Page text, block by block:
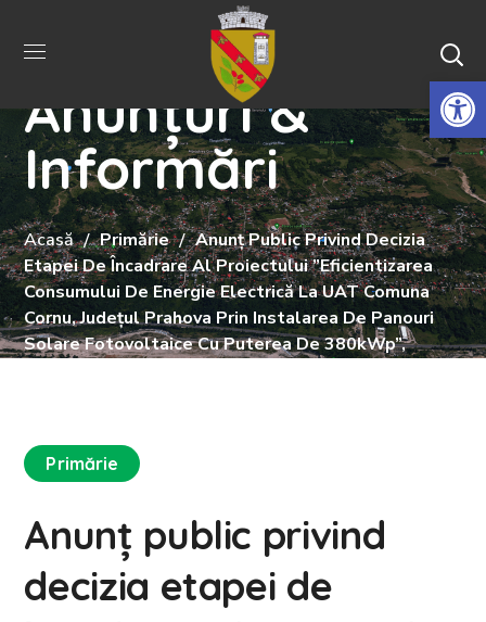
Anunțuri &
Informări
Acasă Primărie
Anunț Public Privind Decizia
Etapei De Încadrare Al Proiectului ”Eficientizarea
Consumului De Energie Electrică La UAT Comuna
Cornu, Județul Prahova Prin Instalarea De Panouri
Solare Fotovoltaice Cu Puterea De 380kWp”,
Primărie
Anunț public privind
decizia etapei de